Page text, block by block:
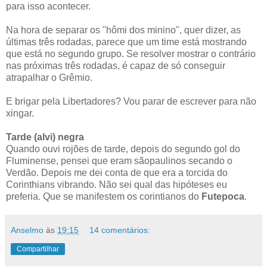
para isso acontecer.
Na hora de separar os "hômi dos minino", quer dizer, as
últimas três rodadas, parece que um time está mostrando
que está no segundo grupo. Se resolver mostrar o contrário
nas próximas três rodadas, é capaz de só conseguir
atrapalhar o Grêmio.
E brigar pela Libertadores? Vou parar de escrever para não
xingar.
Tarde (alvi) negra
Quando ouvi rojões de tarde, depois do segundo gol do
Fluminense, pensei que eram sãopaulinos secando o
Verdão. Depois me dei conta de que era a torcida do
Corinthians vibrando. Não sei qual das hipóteses eu
preferia. Que se manifestem os corintianos do Futepoca.
Anselmo às 19:15 14 comentários:
Compartilhar